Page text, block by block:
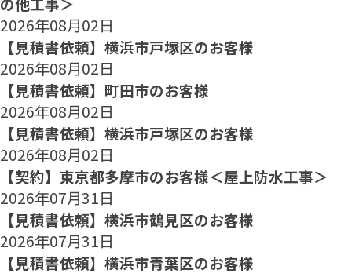
2026年08月02日
【見積書依頼】横浜市戸塚区のお客様
2026年08月02日
【見積書依頼】町田市のお客様
2026年08月02日
【見積書依頼】横浜市戸塚区のお客様
2026年08月02日
【契約】東京都多摩市のお客様＜屋上防水工事＞
2026年07月31日
【見積書依頼】横浜市鶴見区のお客様
2026年07月31日
【見積書依頼】横浜市青葉区のお客様